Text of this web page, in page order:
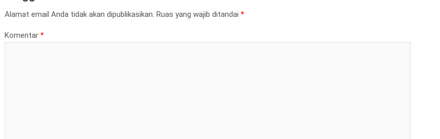
Alamat email Anda tidak akan dipublikasikan. Ruas yang wajib ditandai *
Komentar *